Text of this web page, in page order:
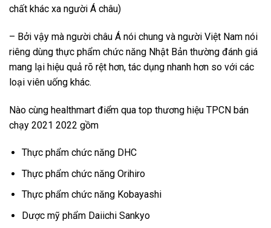
chất khác xa người Á châu)
– Bởi vậy mà người châu Á nói chung và người Việt Nam nói
riêng dùng thực phẩm chức năng Nhật Bản thường đánh giá
mang lại hiệu quả rõ rệt hơn, tác dụng nhanh hơn so với các
loại viên uống khác.
Nào cùng healthmart điểm qua top thương hiệu TPCN bán
chạy 2021 2022 gồm
Thực phẩm chức năng DHC
Thực phẩm chức năng Orihiro
Thực phẩm chức năng Kobayashi
Dược mỹ phẩm Daiichi Sankyo